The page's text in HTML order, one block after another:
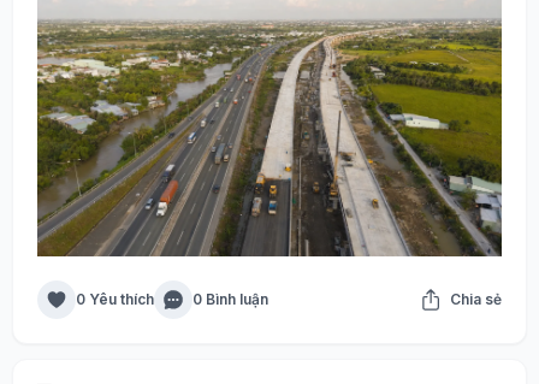
0 Yêu thích 0 Bình luận Chia sẻ